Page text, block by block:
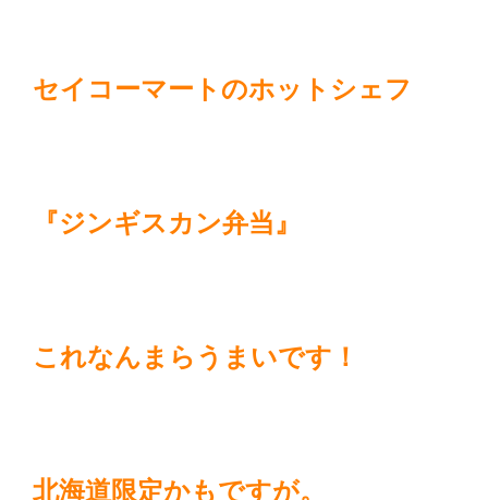
セイコーマートのホットシェフ
『ジンギスカン弁当』
これなんまらうまいです！
北海道限定かもですが。